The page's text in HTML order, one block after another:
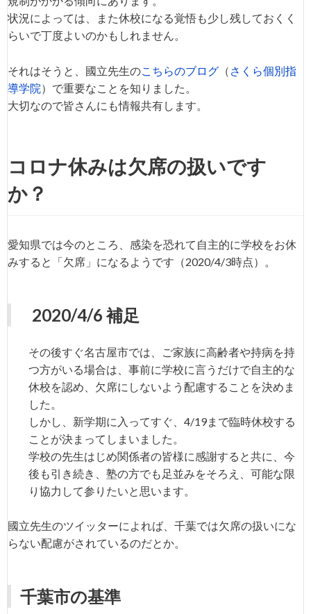
状況によっては、また休校になる覚悟も少し残しておくく
らいで丁度よいのかもしれません。
それはそうと、國立先生の こちらのブログ （ さくら個別指
導学院）で重要なことを知りました。
大切なので皆さんにも情報共有します。
コロナ休みは欠席の扱いです
か？
愛知県では今のところ、感染を恐れて自主的に学校をお休
みすると「欠席」になるようです（2020/4/3時点）。
2020/4/6 補足
その後すぐ名古屋市では、ご家族に高齢者や持病を持
つ方がいる場合は、事前に学校に言うだけで自主的な
休校を認め、欠席にしないよう配慮することを決めま
した。
しかし、新学期に入ってすぐ、4/19まで臨時休校する
ことが決まってしまいました。
学校の先生はじめ関係者の皆様に感謝すると共に、今
後も引き続き、塾の方でも足並みをそろえ、可能な限
り協力して参りたいと思います。
國立先生のツイッターによれば、千葉では欠席の扱いにな
らない配慮がされているのだとか。
千葉市の基準